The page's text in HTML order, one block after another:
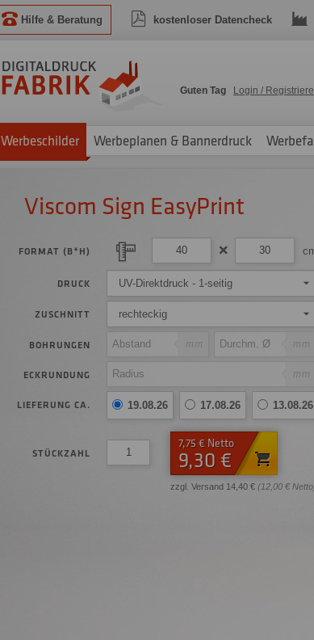
Hilfe & Beratung kostenloser Datencheck
Guten Tag Login /
Werbeschilder Werbeplanen & Bannerdruck
Viscom Sign EasyPrint
FORMAT (B*H)
DRUCK UV-Direktdruck - 1-seitig
ZUSCHNITT rechteckig
BOHRUNGEN mm mm
ECKRUNDUNG mm
LIEFERUNG CA. 19.08.26 17.08.26 13.08.26
STÜCKZAHL
7,75 € Netto
9,30 €
zzgl. Versand 14,40 € (12,00 €